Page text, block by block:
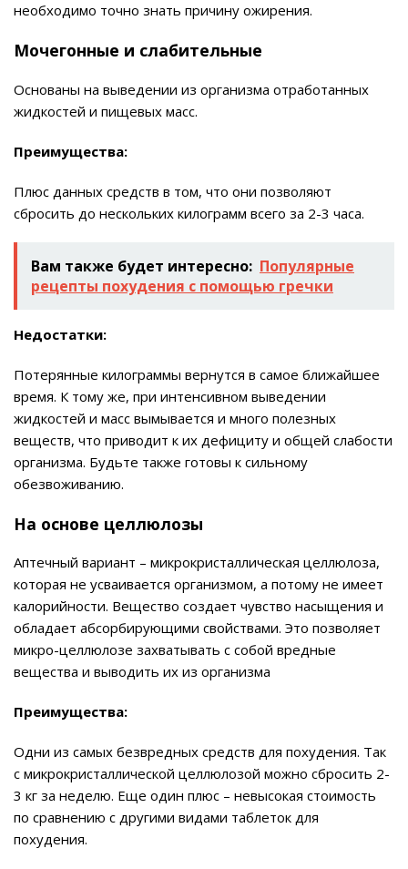
необходимо точно знать причину ожирения.
Мочегонные и слабительные
Основаны на выведении из организма отработанных
жидкостей и пищевых масс.
Преимущества:
Плюс данных средств в том, что они позволяют
сбросить до нескольких килограмм всего за 2-3 часа.
Вам также будет интересно: Популярные
рецепты похудения с помощью гречки
Недостатки:
Потерянные килограммы вернутся в самое ближайшее
время. К тому же, при интенсивном выведении
жидкостей и масс вымывается и много полезных
веществ, что приводит к их дефициту и общей слабости
организма. Будьте также готовы к сильному
обезвоживанию.
На основе целлюлозы
Аптечный вариант – микрокристаллическая целлюлоза,
которая не усваивается организмом, а потому не имеет
калорийности. Вещество создает чувство насыщения и
обладает абсорбирующими свойствами. Это позволяет
микро-целлюлозе захватывать с собой вредные
вещества и выводить их из организма
Преимущества:
Одни из самых безвредных средств для похудения. Так
с микрокристаллической целлюлозой можно сбросить 2-
3 кг за неделю. Еще один плюс – невысокая стоимость
по сравнению с другими видами таблеток для
похудения.